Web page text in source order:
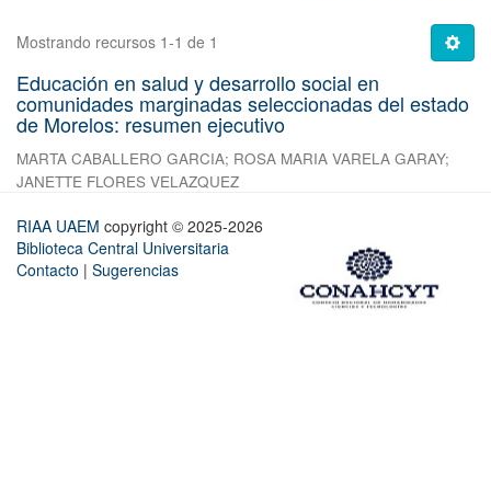
Mostrando recursos 1-1 de 1
Educación en salud y desarrollo social en
comunidades marginadas seleccionadas del estado
de Morelos: resumen ejecutivo
MARTA CABALLERO GARCIA; ROSA MARIA VARELA GARAY;
JANETTE FLORES VELAZQUEZ
RIAA UAEM copyright © 2025-2026
Biblioteca Central Universitaria
Contacto | Sugerencias